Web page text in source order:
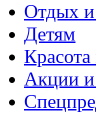
Отдых
Детям
Красота
Акции и